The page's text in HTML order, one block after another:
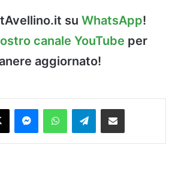
su WhatsApp!
canale YouTube per
aggiornato!
X MessengerWhatsAppTelegramCondividi via Email